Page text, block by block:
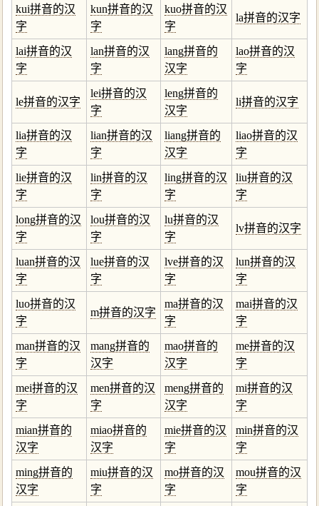
kui拼音的汉
字
kun拼音的汉
字
kuo拼音的汉
字
la拼音的汉字
lai拼音的汉
字
lan拼音的汉
字
lang拼音的
汉字
lao拼音的汉
字
le拼音的汉字
lei拼音的汉
字
leng拼音的
汉字
li拼音的汉字
lia拼音的汉
字
lian拼音的汉
字
liang拼音的
汉字
liao拼音的汉
字
lie拼音的汉
字
lin拼音的汉
字
ling拼音的汉
字
liu拼音的汉
字
long拼音的汉
字
lou拼音的汉
字
lu拼音的汉
字
lv拼音的汉字
luan拼音的汉
字
lue拼音的汉
字
lve拼音的汉
字
lun拼音的汉
字
luo拼音的汉
字
m拼音的汉字
ma拼音的汉
字
mai拼音的汉
字
man拼音的汉
字
mang拼音的
汉字
mao拼音的
汉字
me拼音的汉
字
mei拼音的汉
字
men拼音的汉
字
meng拼音的
汉字
mi拼音的汉
字
mian拼音的
汉字
miao拼音的
汉字
mie拼音的汉
字
min拼音的汉
字
ming拼音的
汉字
miu拼音的汉
字
mo拼音的汉
字
mou拼音的汉
字